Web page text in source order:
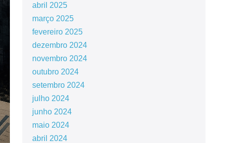
abril 2025
março 2025
fevereiro 2025
dezembro 2024
novembro 2024
outubro 2024
setembro 2024
julho 2024
junho 2024
maio 2024
abril 2024